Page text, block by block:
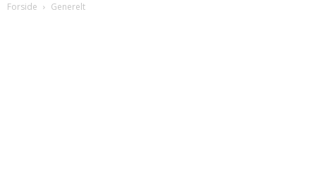
Forside Generelt